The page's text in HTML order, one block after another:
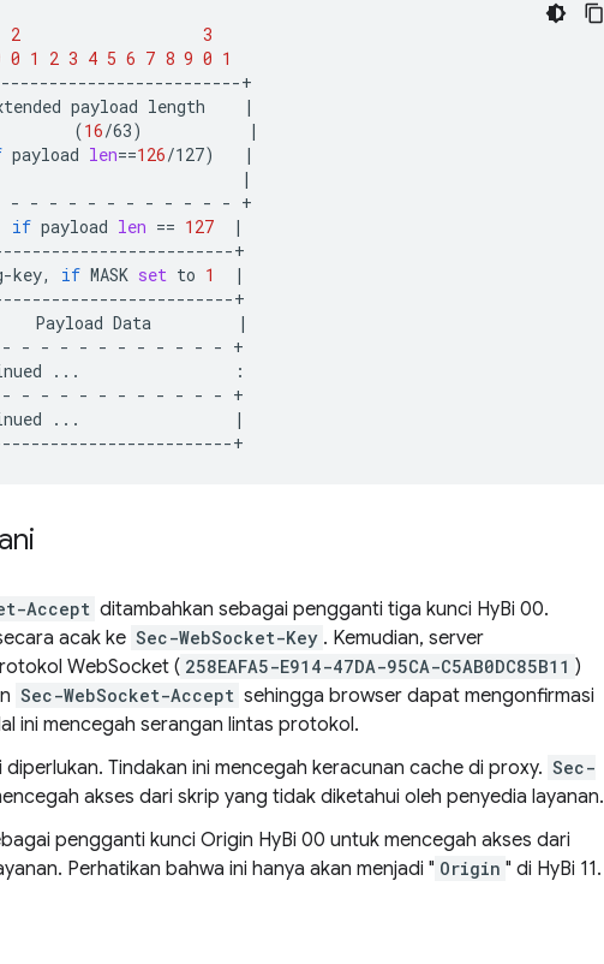
2
3
0 1 2 3 4 5 6 7 8 9 0 1
payload length
|
(16/63)
|
payload len==126/127)
|
|
- - - - - - - - - - - -
if payload len == 127
|
key, if MASK set to 1
|
Payload Data
|
- - - - - - - - - - - -
...
- - - - - - - - - - - -
...
|
Accept ditambahkan sebagai pengganti tiga kunci HyBi 00.
acak ke Sec-WebSocket-Key . Kemudian, server
WebSocket ( 258EAFA5-E914-47DA-95CA-C5AB0DC85B11 )
Sec-WebSocket-Accept sehingga browser dapat mengonfirmasi
ini mencegah serangan lintas protokol.
diperlukan. Tindakan ini mencegah keracunan cache di proxy. Sec-
akses dari skrip yang tidak diketahui oleh penyedia layanan.
pengganti kunci Origin HyBi 00 untuk mencegah akses dari
Perhatikan bahwa ini hanya akan menjadi " Origin " di HyBi 11.